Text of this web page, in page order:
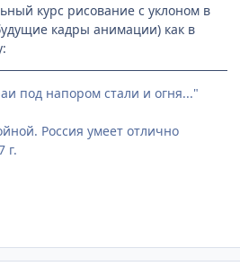
курс рисование с уклоном в
кадры анимации) как в
под напором стали и огня..."
Россия умеет отлично
г.